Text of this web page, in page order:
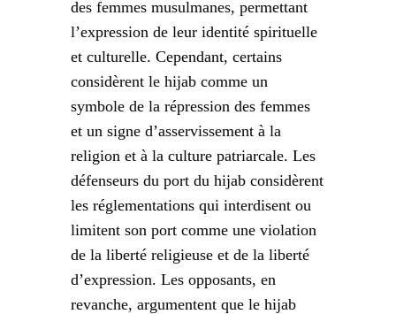
des femmes musulmanes, permettant
l’expression de leur identité spirituelle
et culturelle. Cependant, certains
considèrent le hijab comme un
symbole de la répression des femmes
et un signe d’asservissement à la
religion et à la culture patriarcale. Les
défenseurs du port du hijab considèrent
les réglementations qui interdisent ou
limitent son port comme une violation
de la liberté religieuse et de la liberté
d’expression. Les opposants, en
revanche, argumentent que le hijab